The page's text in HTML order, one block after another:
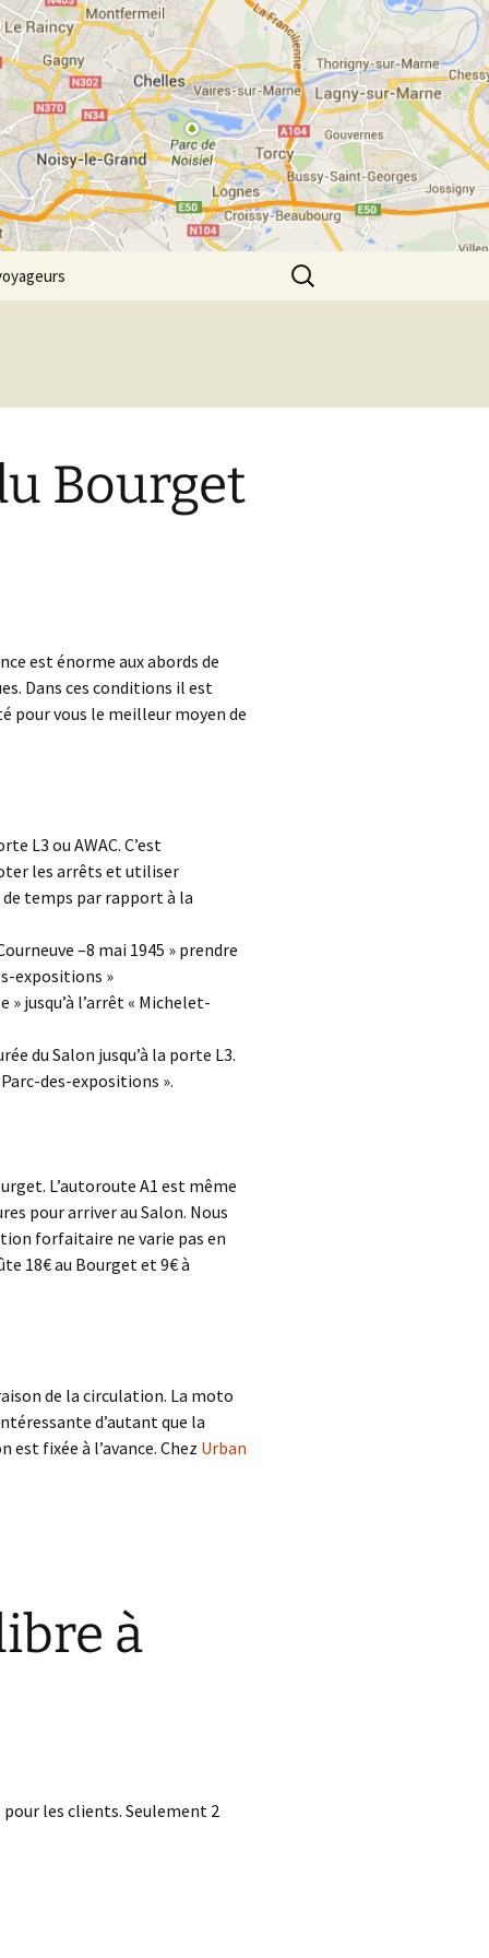
Rechercher :
Bourget
est énorme aux abords de
Dans ces conditions il est
pour vous le meilleur moyen de
L3 ou AWAC. C’est
les arrêts et utiliser
temps par rapport à la
–8 mai 1945 » prendre
expositions »
jusqu’à l’arrêt « Michelet-
du Salon jusqu’à la porte L3.
des-expositions ».
L’autoroute A1 est même
pour arriver au Salon. Nous
forfaitaire ne varie pas en
18€ au Bourget et 9€ à
de la circulation. La moto
d’autant que la
fixée à l’avance. Chez Urban
à
les clients. Seulement 2